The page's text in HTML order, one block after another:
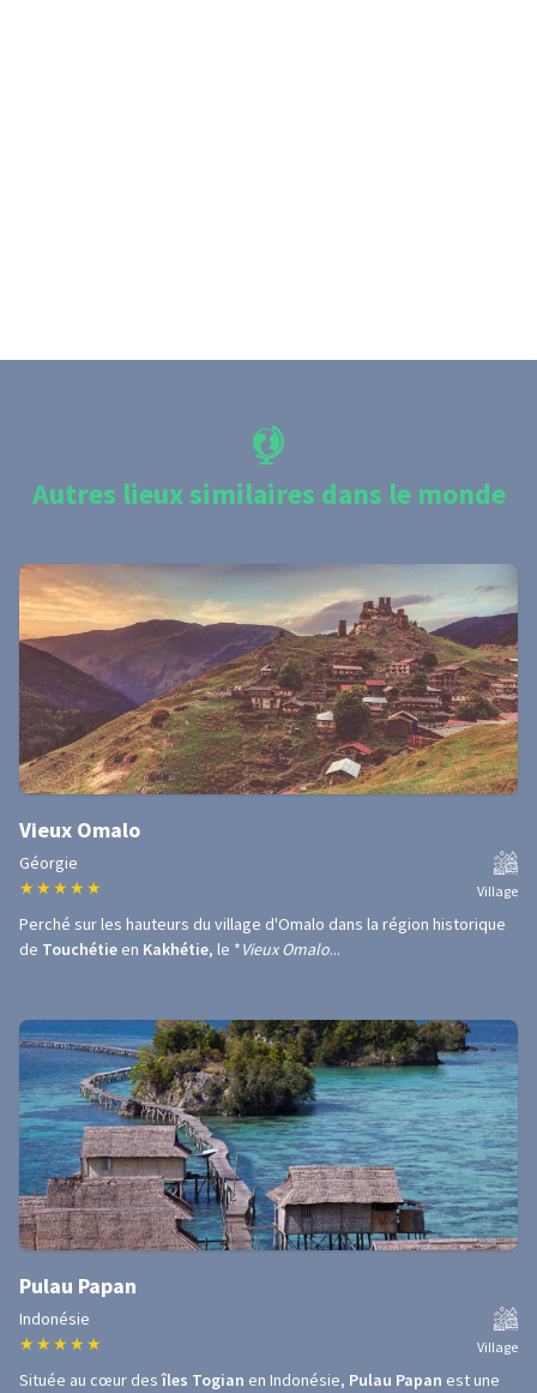
Autres lieux similaires dans le monde
Vieux Omalo
Géorgie
★ ★ ★ ★ ★ Village
Perché sur les hauteurs du village d'Omalo dans la région historique
de Touchétie en Kakhétie, le *Vieux Omalo...
Pulau Papan
Indonésie
★ ★ ★ ★ ★ Village
Située au cœur desîles Togian en Indonésie, Pulau Papan est une